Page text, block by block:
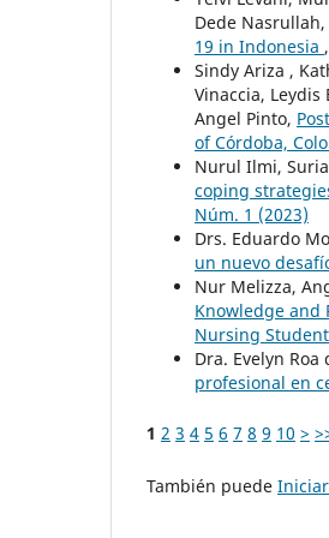
Dede Nasrullah,
19 in Indonesia ,
Sindy Ariza ,
Vinaccia,
Angel Pinto,
of Córdoba,
Nurul Ilmi,
coping
Núm. 1 (2023)
Drs. Eduardo
un nuevo
Nur Melizza,
Knowledge and
Nursing
Dra. Evelyn Roa
profesional en
1 2 3 4 5 6 7 8 9 10 >
También puede